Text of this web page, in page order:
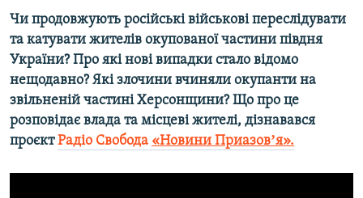
Чи продовжують російські військові переслідувати
та катувати жителів окупованої частини півдня
України? Про які нові випадки стало відомо
нещодавно? Які злочини вчиняли окупанти на
звільненій частині Херсонщини? Що про це
розповідає влада та місцеві жителі, дізнавався
проєктРадіо Свобода «Новини Приазовʼя».